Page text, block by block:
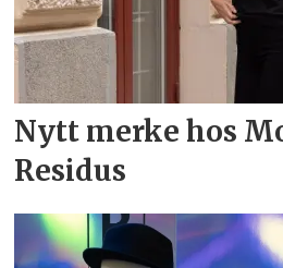
Nytt merke hos
Residus